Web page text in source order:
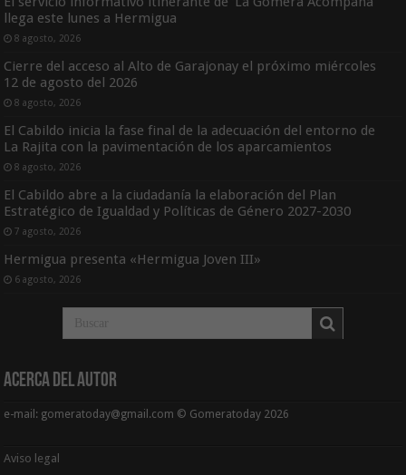
llega este lunes a Hermigua
8 agosto, 2026
Cierre del acceso al Alto de Garajonay el próximo miércoles
12 de agosto del 2026
8 agosto, 2026
El Cabildo inicia la fase final de la adecuación del entorno de
La Rajita con la pavimentación de los aparcamientos
8 agosto, 2026
El Cabildo abre a la ciudadanía la elaboración del Plan
Estratégico de Igualdad y Políticas de Género 2027-2030
7 agosto, 2026
Hermigua presenta «Hermigua Joven III»
6 agosto, 2026
Acerca del Autor
e-mail: gomeratoday@gmail.com © Gomeratoday 2026
Aviso legal